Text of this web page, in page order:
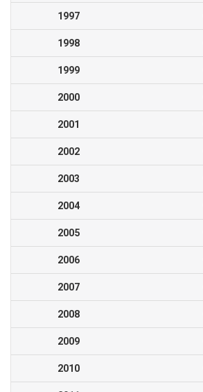
1997
1998
1999
2000
2001
2002
2003
2004
2005
2006
2007
2008
2009
2010